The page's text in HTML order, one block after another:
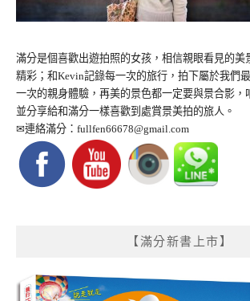
滿分是個喜歡出遊拍照的女孩，相信親眼看見的美
精彩；和Kevin記錄每一次的旅行，拍下屬於我們
一次的親身體驗，再美的景色都一定要與景合影，
並分享給和滿分一樣喜歡到處賞景美拍的旅人。
✉連絡滿分： fullfen66678@gmail.com
【滿分新書上市】